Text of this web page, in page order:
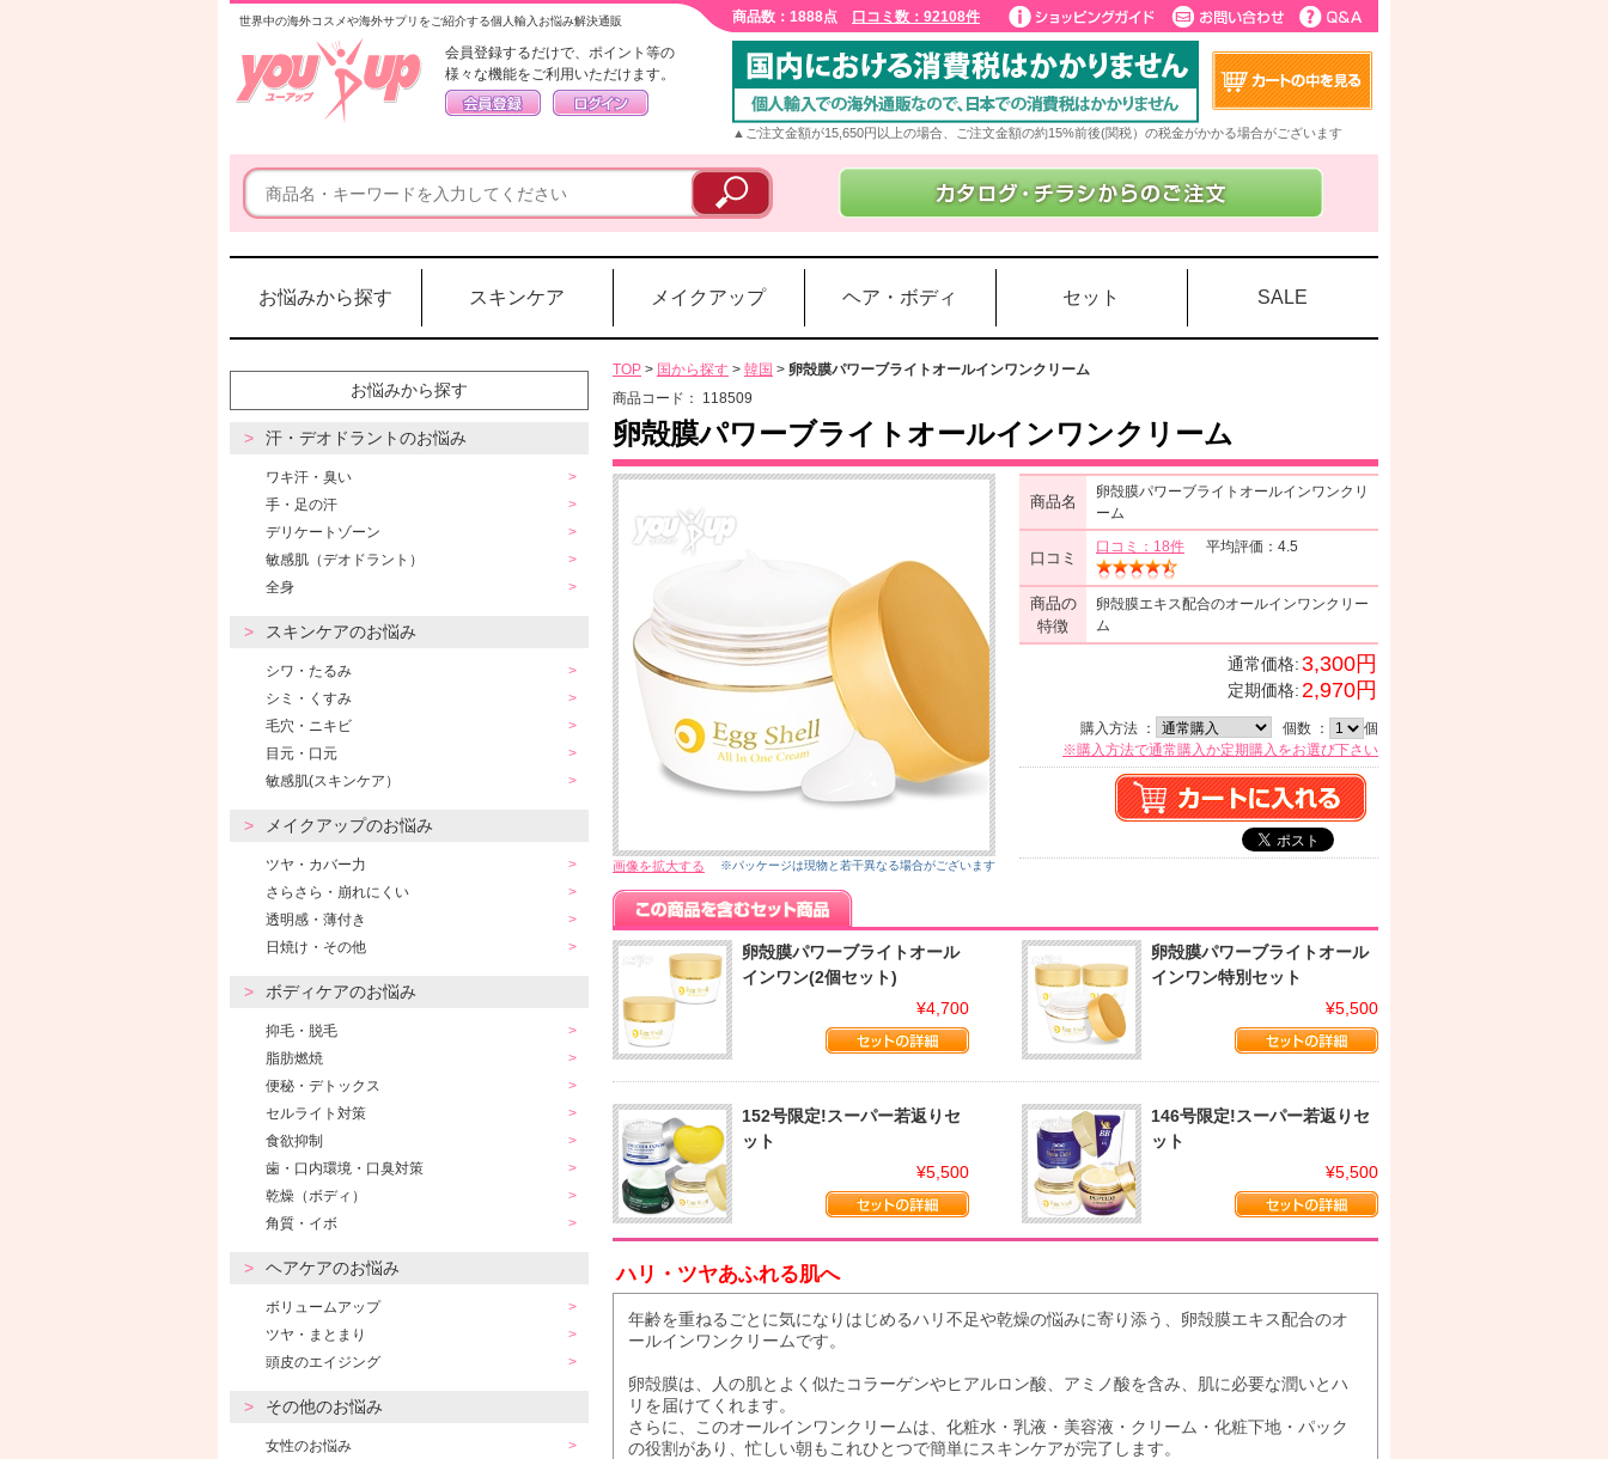
世界中の海外コスメや海外サプリをご紹介する個人輸入お悩み解決通販 商品数：1888点 口コミ数：92108件
会員登録するだけで、ポイント等の
様々な機能をご利用いただけます。
▲ご注文金額が15,650円以上の場合、ご注文金額の約15%前後(関税）の税金がかかる場合がございます
お悩みから探す スキンケア メイクアップ ヘア・ボディ セット SALE
お悩みから探す
汗・デオドラントのお悩み
ワキ汗・臭い
手・足の汗
デリケートゾーン
敏感肌（デオドラント）
全身
スキンケアのお悩み
シワ・たるみ
シミ・くすみ
毛穴・ニキビ
目元・口元
敏感肌(スキンケア）
メイクアップのお悩み
ツヤ・カバー力
さらさら・崩れにくい
透明感・薄付き
日焼け・その他
ボディケアのお悩み
抑毛・脱毛
脂肪燃焼
便秘・デトックス
セルライト対策
食欲抑制
歯・口内環境・口臭対策
乾燥（ボディ）
角質・イボ
ヘアケアのお悩み
ボリュームアップ
ツヤ・まとまり
頭皮のエイジング
その他のお悩み
女性のお悩み
TOP > 国から探す > 韓国 > 卵殻膜パワーブライトオールインワンクリーム
商品コード： 118509
卵殻膜パワーブライトオールインワンクリーム
画像を拡大する ※パッケージは現物と若干異なる場合がございます
商品名
卵殻膜パワーブライトオールインワンクリ
ーム
口コミ
口コミ：18件 平均評価：4.5
商品の
特徴
卵殻膜エキス配合のオールインワンクリー
ム
通常価格:3,300円
定期価格:2,970円
購入方法 ： 個数 ：
個
※購入方法で通常購入か定期購入をお選び下さい
卵殻膜パワーブライトオール
インワン(2個セット)
¥4,700
卵殻膜パワーブライトオール
インワン特別セット
¥5,500
152号限定!スーパー若返りセ
ット
¥5,500
146号限定!スーパー若返りセ
ット
¥5,500
ハリ・ツヤあふれる肌へ
年齢を重ねるごとに気になりはじめるハリ不足や乾燥の悩みに寄り添う、卵殻膜エキス配合のオ
ールインワンクリームです。
卵殻膜は、人の肌とよく似たコラーゲンやヒアルロン酸、アミノ酸を含み、肌に必要な潤いとハ
リを届けてくれます。
さらに、このオールインワンクリームは、化粧水・乳液・美容液・クリーム・化粧下地・パック
の役割があり、忙しい朝もこれひとつで簡単にスキンケアが完了します。